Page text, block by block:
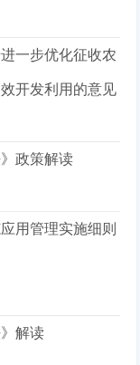
一步优化征收农
开发利用的意见
政策解读
用管理实施细则
解读